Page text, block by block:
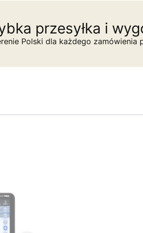
przesyłka i
Polski dla każdego zamówienia